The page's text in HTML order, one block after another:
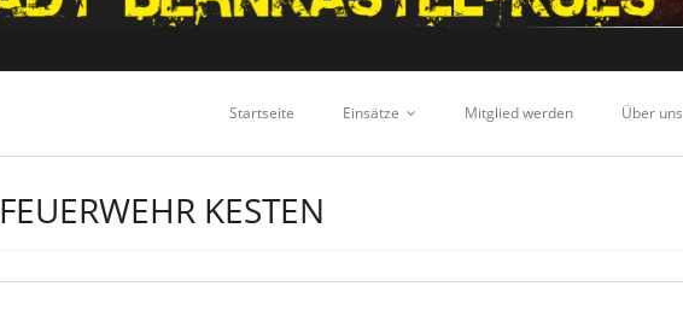
Startseite Einsätze Mitglied werden Über uns
FEUERWEHR KESTEN